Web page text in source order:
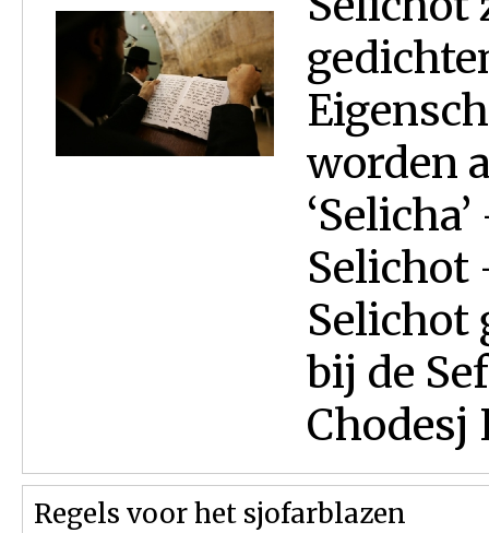
worden
Selichot
Selichot
bij de
Chodesj
Regels voor het sjofarblazen